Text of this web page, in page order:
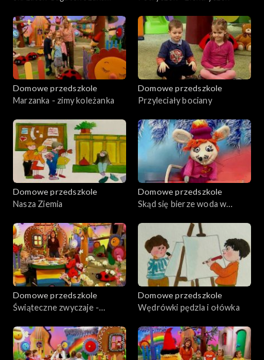
Domowe przedszkole
Marzanka - zimy koleżanka
Domowe przedszkole
Przyleciały bociany
Domowe przedszkole
Nasza Ziemia
Domowe przedszkole
Skąd się bierze woda w
Domowe przedszkole
Świąteczne zwyczaje -
Domowe przedszkole
Wędrówki pędzla i ołówka